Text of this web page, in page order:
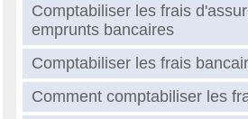
Comptabiliser les frais
emprunts bancaires
Comptabiliser les frais
Comment comptabiliser les